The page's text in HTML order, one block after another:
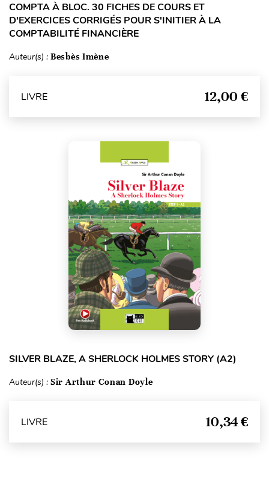
COMPTA À BLOC. 30 FICHES DE COURS ET
D'EXERCICES CORRIGÉS POUR S'INITIER À LA
COMPTABILITÉ FINANCIÈRE
Auteur(s) : Besbès Imène
LIVRE 12,00 €
SILVER BLAZE, A SHERLOCK HOLMES STORY (A2)
Auteur(s) : Sir Arthur Conan Doyle
LIVRE 10,34 €